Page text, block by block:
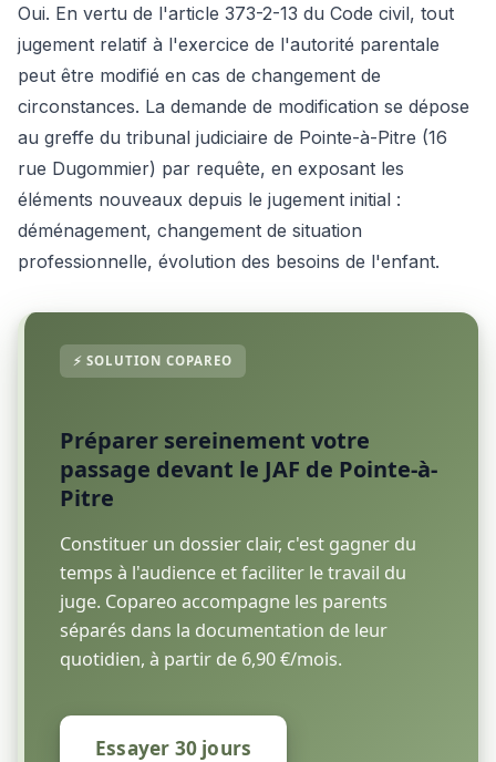
Oui. En vertu de l'article 373-2-13 du Code civil, tout
jugement relatif à l'exercice de l'autorité parentale
peut être modifié en cas de changement de
circonstances. La demande de modification se dépose
au greffe du tribunal judiciaire de Pointe-à-Pitre (16
rue Dugommier) par requête, en exposant les
éléments nouveaux depuis le jugement initial :
déménagement, changement de situation
professionnelle, évolution des besoins de l'enfant.
Préparer sereinement votre
passage devant le JAF de Pointe-à-
Pitre
Constituer un dossier clair, c'est gagner du
temps à l'audience et faciliter le travail du
juge. Copareo accompagne les parents
séparés dans la documentation de leur
quotidien, à partir de 6,90 €/mois.
Essayer 30 jours